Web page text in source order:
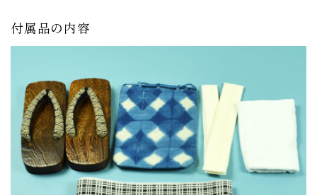
付属品の内容